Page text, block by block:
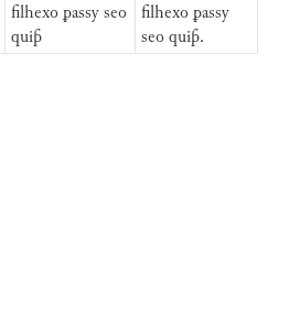
filhexo ꝑassy seo
qui
filhexo ꝑassy
seo qui.